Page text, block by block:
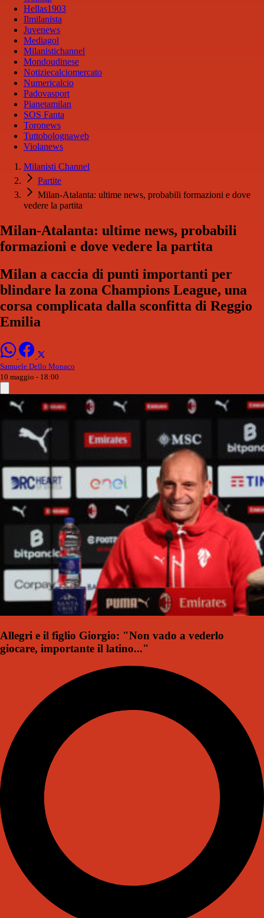
Hellas1903
Ilmilanista
Juvenews
Mediagol
Milanistichannel
Mondoudinese
Notiziecalciomercato
Numericalcio
Padovasport
Pianetamilan
SOS Fanta
Toronews
Tuttobolognaweb
Violanews
Milanisti Channel
Partite
Milan-Atalanta: ultime news, probabili formazioni e dove
vedere la partita
Milan-Atalanta: ultime news, probabili
formazioni e dove vedere la partita
Milan a caccia di punti importanti per
blindare la zona Champions League, una
corsa complicata dalla sconfitta di Reggio
Emilia
Samuele Dello Monaco
10 maggio - 18:00
Allegri e il figlio Giorgio: "Non vado a vederlo
giocare, importante il latino..."